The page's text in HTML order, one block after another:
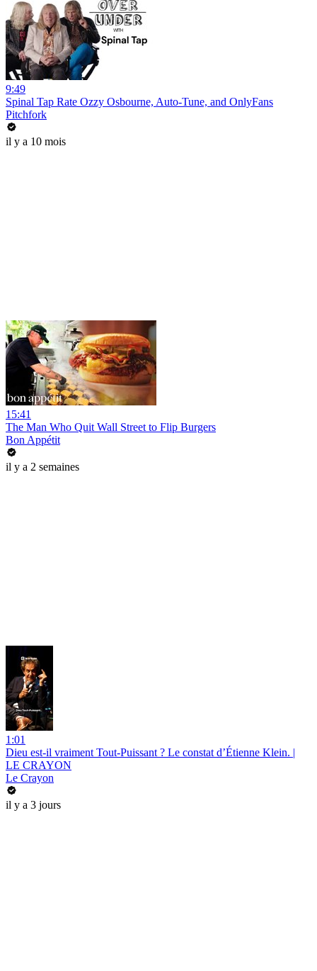
9:49
Spinal Tap Rate Ozzy Osbourne, Auto-Tune, and OnlyFans
Pitchfork
il y a 10 mois
15:41
The Man Who Quit Wall Street to Flip Burgers
Bon Appétit
il y a 2 semaines
1:01
Dieu est-il vraiment Tout-Puissant ? Le constat d’Étienne Klein. |
LE CRAYON
Le Crayon
il y a 3 jours